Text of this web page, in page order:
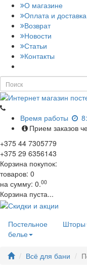
О магазине
Оплата и доставка
Возврат
Новости
Статьи
Контакты
Время работы
Прием заказов
+375 44 7305779
+375 29 6356143
Корзина покупок:
товаров: 0
на сумму: 0.00
Корзина пуста...
Постельное
белье
Шторы
Всё для бани